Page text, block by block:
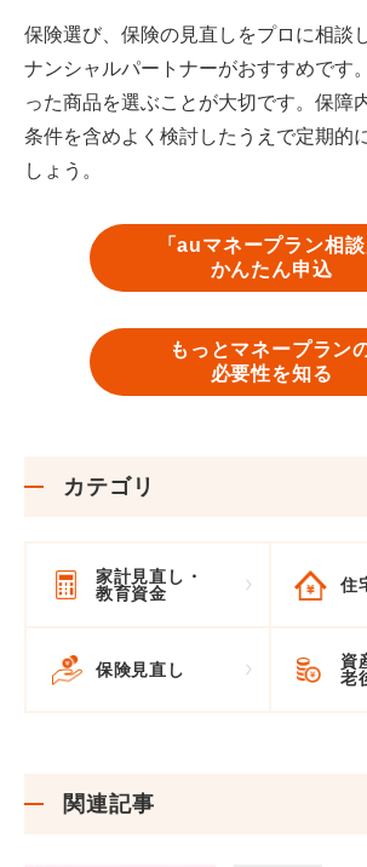
保険選び、保険の見直しをプロに相談
ナンシャルパートナーがおすすめです
った商品を選ぶことが大切です。保障
条件を含めよく検討したうえで定期的
しょう。
「auマネープラン相談
かんたん申込
もっとマネープラン
必要性を知る
カテゴリ
家計見直し ・
教育資金
住
保険見直し 資
老
関連記事